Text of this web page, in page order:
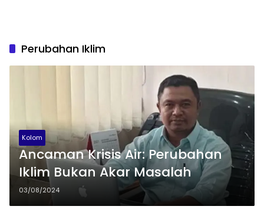
Perubahan Iklim
Kolom
Ancaman Krisis Air: Perubahan
Iklim Bukan Akar Masalah
03/08/2024